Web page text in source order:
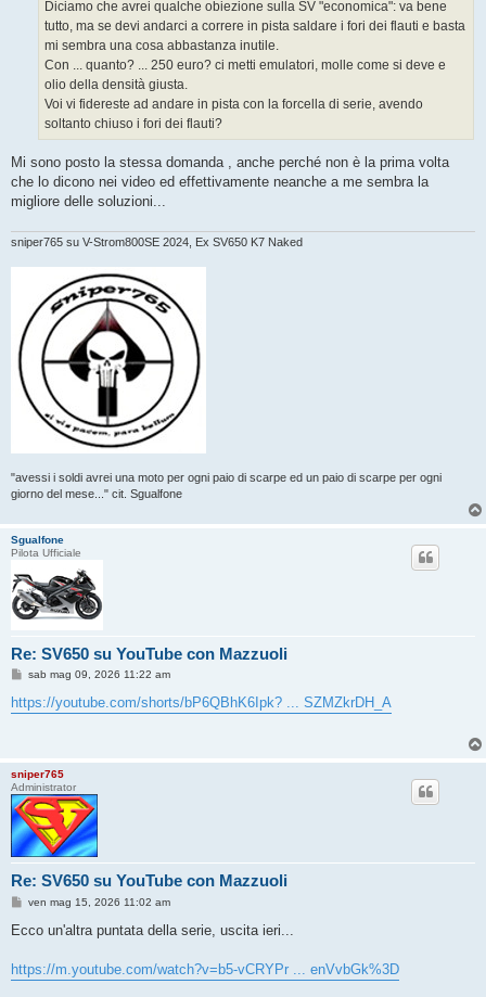
Diciamo che avrei qualche obiezione sulla SV "economica": va bene
tutto, ma se devi andarci a correre in pista saldare i fori dei flauti e basta
mi sembra una cosa abbastanza inutile.
Con ... quanto? ... 250 euro? ci metti emulatori, molle come si deve e
olio della densità giusta.
Voi vi fidereste ad andare in pista con la forcella di serie, avendo
soltanto chiuso i fori dei flauti?
Mi sono posto la stessa domanda , anche perché non è la prima volta
che lo dicono nei video ed effettivamente neanche a me sembra la
migliore delle soluzioni...
sniper765 su V-Strom800SE 2024, Ex SV650 K7 Naked
"avessi i soldi avrei una moto per ogni paio di scarpe ed un paio di scarpe per ogni
giorno del mese..." cit. Sgualfone
Sgualfone
Pilota Ufficiale
Re: SV650 su YouTube con Mazzuoli
M
s
s
i
o
sab mag 09, 2026 11:22 am
https://youtube.com/shorts/bP6QBhK6Ipk? ... SZMZkrDH_A
sniper765
Administrator
Re: SV650 su YouTube con Mazzuoli
M
s
g
g
ven mag 15, 2026 11:02 am
Ecco un'altra puntata della serie, uscita ieri...
https://m.youtube.com/watch?v=b5-vCRYPr ... enVvbGk%3D